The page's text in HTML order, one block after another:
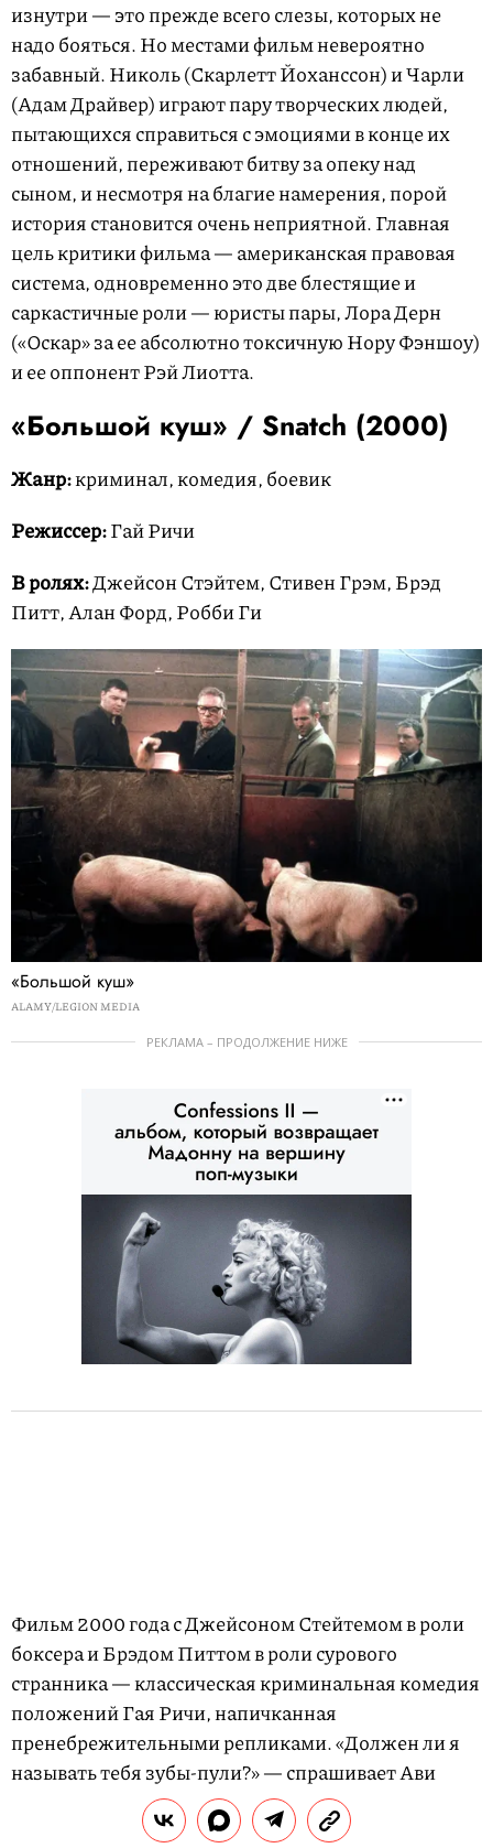
изнутри — это прежде всего слезы, которых не
надо бояться. Но местами фильм невероятно
забавный. Николь (Скарлетт Йоханссон) и Чарли
(Адам Драйвер) играют пару творческих людей,
пытающихся справиться с эмоциями в конце их
отношений, переживают битву за опеку над
сыном, и несмотря на благие намерения, порой
история становится очень неприятной. Главная
цель критики фильма — американская правовая
система, одновременно это две блестящие и
саркастичные роли — юристы пары, Лора Дерн
(«Оскар» за ее абсолютно токсичную Нору Фэншоу)
и ее оппонент Рэй Лиотта.
«Большой куш» / Snatch (2000)
Жанр:криминал, комедия, боевик
Режиссер:Гай Ричи
В ролях:Джейсон Стэйтем, Стивен Грэм, Брэд
Питт, Алан Форд, Робби Ги
«Большой куш»
ALAMY/LEGION MEDIA
РЕКЛАМА – ПРОДОЛЖЕНИЕ НИЖЕ
Фильм 2000 года с Джейсоном Стейтемом в роли
боксера и Брэдом Питтом в роли сурового
странника — классическая криминальная комедия
положений Гая Ричи, напичканная
пренебрежительными репликами. «Должен ли я
называть тебя зубы-пули?» — спрашивает Ави
Деновиц персонажа Винни Джонса в одной из
сцен. «Можешь называть меня Сьюзен, если это